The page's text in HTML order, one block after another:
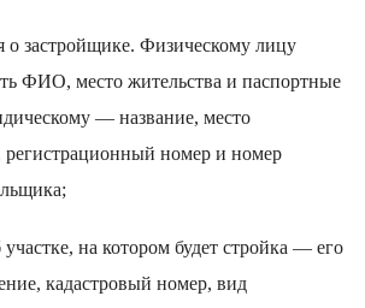
застройщике. Физическому лицу
ФИО, место жительства и паспортные
— название, место
регистрационный номер и номер
на котором будет стройка — его
кадастровый номер, вид